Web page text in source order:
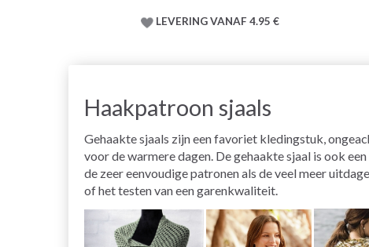
LEVERING VANAF 4.95 €
Haakpatroon sjaals
Gehaakte sjaals zijn een favoriet kledingstuk,
voor de warmere dagen. De gehaakte sjaal is ook
de zeer eenvoudige patronen als de veel meer
of het testen van een garenkwaliteit.